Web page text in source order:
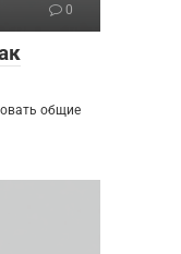
0
общие